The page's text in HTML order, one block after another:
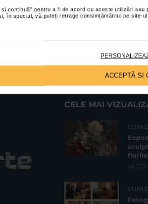
continuă” pentru a fi de acord cu aceste utilizări
în special, vă puteți retrage consimțământul pe site-
ACCEPTĂ SI
CELE MAI
CLIPA
62.727
CLIPA